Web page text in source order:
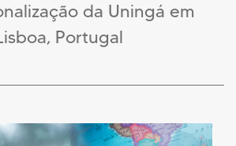
da Uningá em
Portugal